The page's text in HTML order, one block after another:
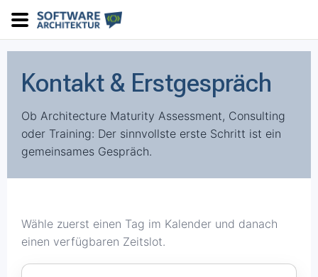
Kontakt & Erstgespräch
Ob Architecture Maturity Assessment, Consulting
oder Training: Der sinnvollste erste Schritt ist ein
gemeinsames Gespräch.
Wähle zuerst einen Tag im Kalender und danach
einen verfügbaren Zeitslot.